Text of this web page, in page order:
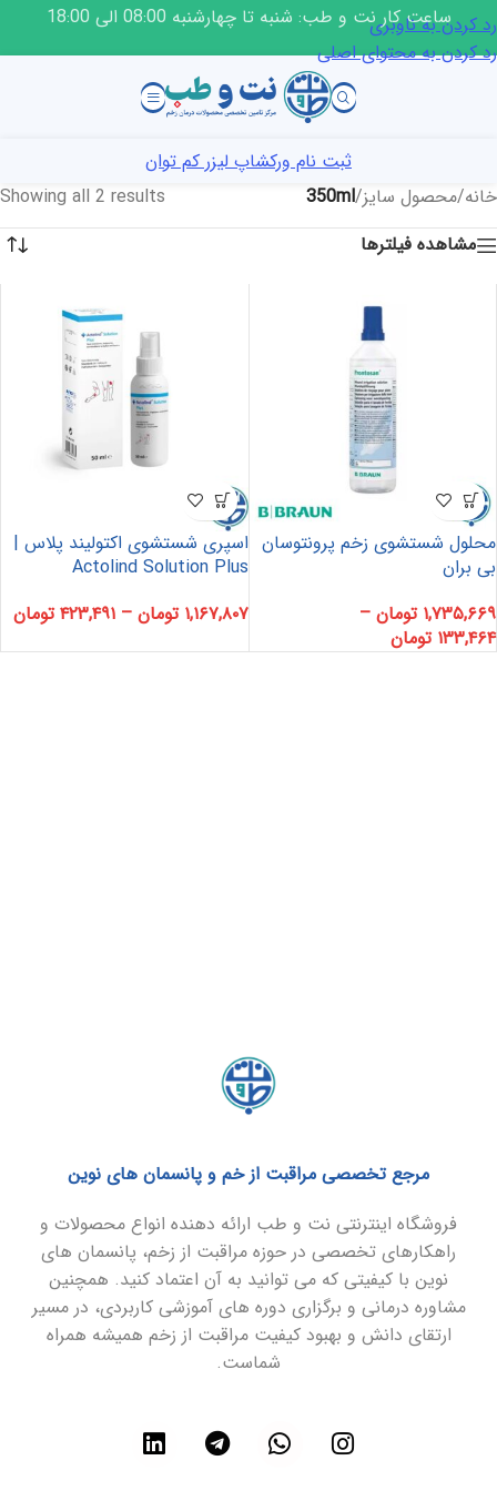
رد کردن به ناوبری
رد کردن به محتوای اصلی
ساعت کار نت و طب: شنبه تا چهارشنبه 08:00 الی 18:00
ثبت نام ورکشاپ لیزر کم توان
خانه/محصول سایز/
350ml
Showing all 2 results
مشاهده فیلترها
محلول شستشوی زخم پرونتوسان
بی بران
۱,۷۳۵,۶۶۹ تومان –
۱۳۳,۴۶۴ تومان
اسپری شستشوی اکتولیند پلاس |
Actolind Solution Plus
۱,۱۶۷,۸۰۷ تومان – ۴۲۳,۴۹۱ تومان
مرجع تخصصی مراقبت از خم و پانسمان های نوین
فروشگاه اینترنتی نت و طب ارائه دهنده انواع محصولات و
راهکارهای تخصصی در حوزه مراقبت از زخم، پانسمان های
نوین با کیفیتی که می توانید به آن اعتماد کنید. همچنین
مشاوره درمانی و برگزاری دوره های آموزشی کاربردی، در مسیر
ارتقای دانش و بهبود کیفیت مراقبت از زخم همیشه همراه
شماست.